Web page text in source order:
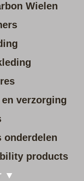
Wielen
verzorging
onderdelen
products
▼